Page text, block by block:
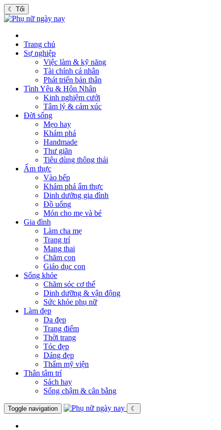
☾ Tối
Trang chủ
Sự nghiệp
Việc làm & kỹ năng
Tài chính cá nhân
Phát triển bản thân
Tình Yêu & Hôn Nhân
Kinh nghiệm cưới
Tâm lý & cảm xúc
Đời sống
Mẹo hay
Khám phá
Handmade
Thư giãn
Tiêu dùng thông thái
Ẩm thực
Vào bếp
Khám phá ẩm thực
Dinh dưỡng gia đình
Đồ uống
Món cho mẹ và bé
Gia đình
Làm cha mẹ
Trang trí
Mang thai
Chăm con
Giáo dục con
Sống khỏe
Chăm sóc cơ thể
Dinh dưỡng & vận động
Sức khỏe phụ nữ
Làm đẹp
Da đẹp
Trang điểm
Thời trang
Tóc đẹp
Dáng đẹp
Thẩm mỹ viện
Thân tâm trí
Sách hay
Sống chậm & cân bằng
Toggle navigation ☾